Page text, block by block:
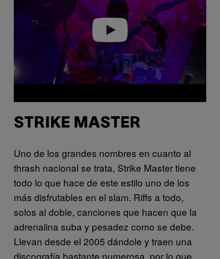
STRIKE MASTER
Uno de los grandes nombres en cuanto al
thrash nacional se trata, Strike Master tiene
todo lo que hace de este estilo uno de los
más disfrutables en el slam. Riffs a todo,
solos al doble, canciones que hacen que la
adrenalina suba y pesadez como se debe.
Llevan desde el 2005 dándole y traen una
discografía bastante numerosa, por lo que